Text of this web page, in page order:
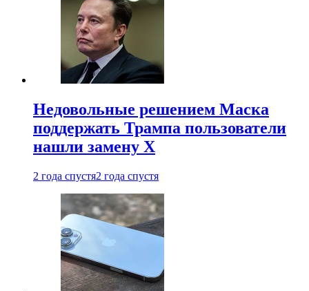
Недовольные решением Маска
поддержать Трампа пользователи
нашли замену X
2 года спустя2 года спустя